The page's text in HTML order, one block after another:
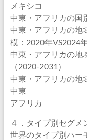
メキシコ
中東・アフリカの国
中東・アフリカの地
模：2020年VS2024
中東・アフリカの地
（2020-2031）
中東・アフリカの地
中東
アフリカ
４．タイプ別セグメ
世界のタイプ別ハー